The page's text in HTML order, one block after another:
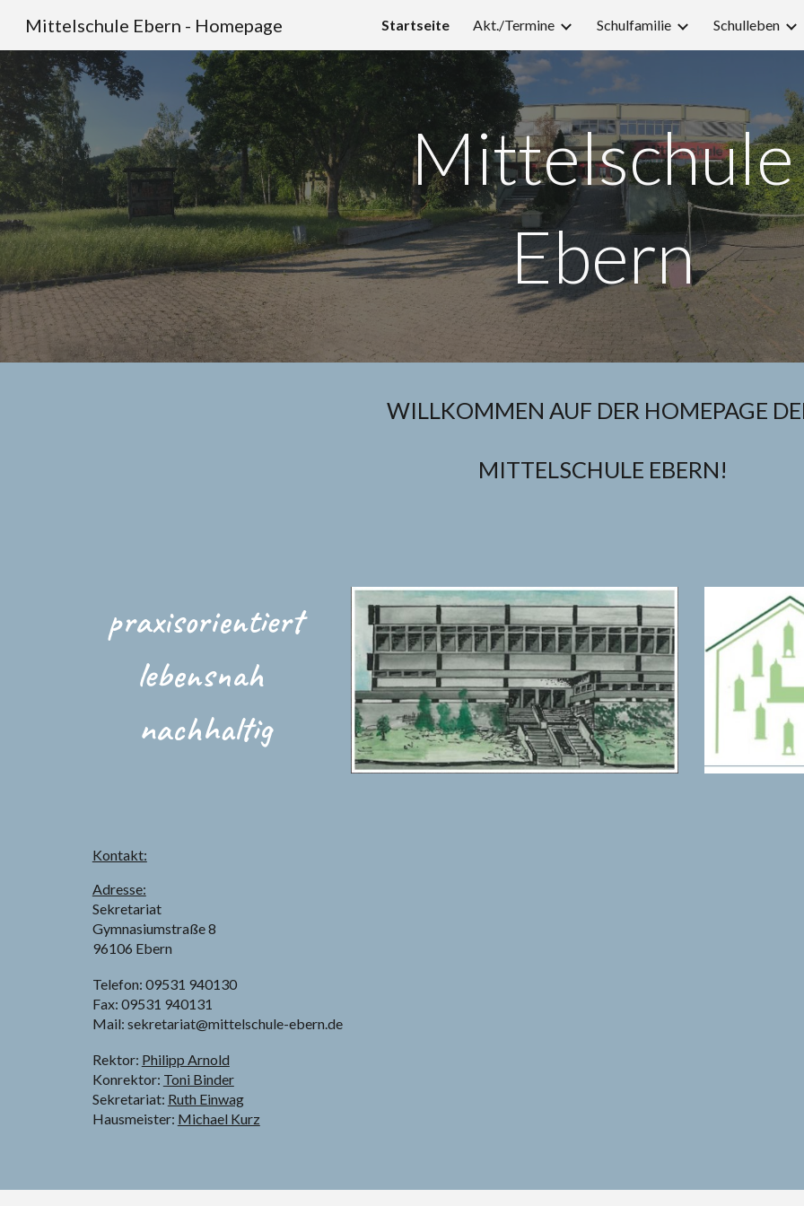
Skip to main content Skip to
Mittelschule Ebern - Homepage Startseite Akt./Termine Schulfamilie Schulleben
Mittelschule
Ebern
WILLKOMMEN AUF DER HOMEPAGE
MITTELSCHULE EBERN!
praxisorientiert
lebensnah
nachhaltig
Kontakt:
Adresse:
Sekretariat
Gymnasiumstraße 8
96106 Ebern
Telefon: 09531 940130
Fax: 09531 940131
Mail: sekretariat@mittelschule-ebern.de
Rektor: Philipp Arnold
Konrektor: Toni Binder
Sekretariat: Ruth Einwag
Hausmeister: Michael Kurz